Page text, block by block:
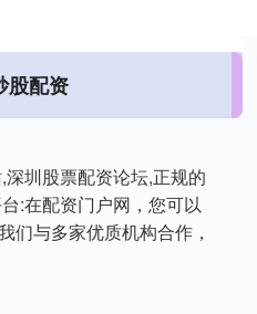
股配资
圳股票配资论坛,正规的
:在配资门户网，您可以
们与多家优质机构合作，